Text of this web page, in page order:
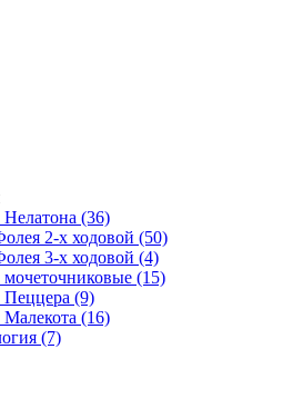
(36)
2-х ходовой (50)
3-х ходовой (4)
мочеточниковые (15)
Пеццера (9)
(16)
(7)